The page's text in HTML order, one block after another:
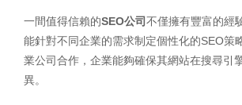
一間值得信賴的SEO公司不僅擁有豐富的經
能針對不同企業的需求制定個性化的SEO策
業公司合作，企業能夠確保其網站在搜尋引
異。